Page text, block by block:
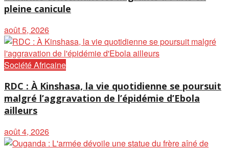
pleine canicule
août 5, 2026
Société Africaine
RDC : À Kinshasa, la vie quotidienne se poursuit
malgré l’aggravation de l’épidémie d’Ebola
ailleurs
août 4, 2026